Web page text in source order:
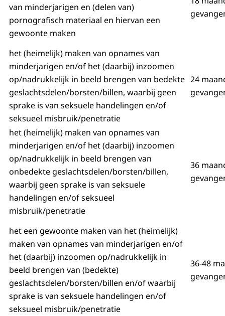
van minderjarigen en (delen van)
pornografisch materiaal en hiervan een
gewoonte maken
het (heimelijk) maken van opnames van
minderjarigen en/of het (daarbij) inzoomen
op/nadrukkelijk in beeld brengen van bedekte
geslachtsdelen/borsten/billen, waarbij geen
sprake is van seksuele handelingen en/of
seksueel misbruik/penetratie
24
het (heimelijk) maken van opnames van
minderjarigen en/of het (daarbij) inzoomen
op/nadrukkelijk in beeld brengen van
onbedekte geslachtsdelen/borsten/billen,
waarbij geen sprake is van seksuele
handelingen en/of seksueel
misbruik/penetratie
36
het een gewoonte maken van het (heimelijk)
maken van opnames van minderjarigen en/of
het (daarbij) inzoomen op/nadrukkelijk in
beeld brengen van (bedekte)
geslachtsdelen/borsten/billen en/of waarbij
sprake is van seksuele handelingen en/of
seksueel misbruik/penetratie
36-48